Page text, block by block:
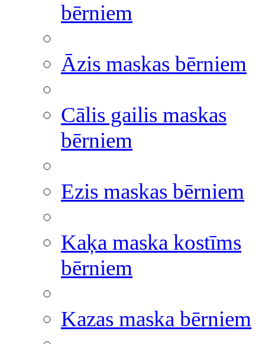
bērniem
Āzis maskas bērniem
Cālis gailis maskas
bērniem
Ezis maskas bērniem
Kaķa maska kostīms
bērniem
Kazas maska bērniem